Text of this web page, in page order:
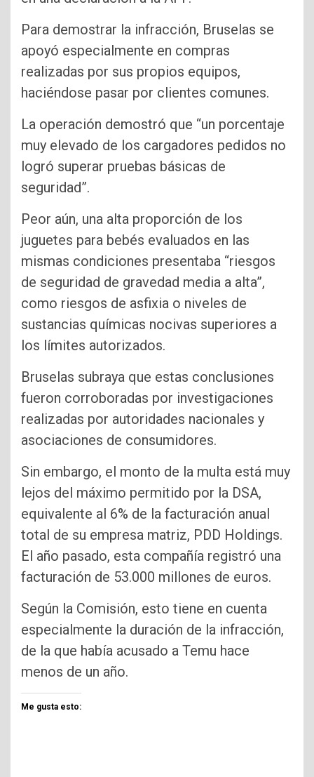
Para demostrar la infracción, Bruselas se
apoyó especialmente en compras
realizadas por sus propios equipos,
haciéndose pasar por clientes comunes.
La operación demostró que “un porcentaje
muy elevado de los cargadores pedidos no
logró superar pruebas básicas de
seguridad”.
Peor aún, una alta proporción de los
juguetes para bebés evaluados en las
mismas condiciones presentaba “riesgos
de seguridad de gravedad media a alta”,
como riesgos de asfixia o niveles de
sustancias químicas nocivas superiores a
los límites autorizados.
Bruselas subraya que estas conclusiones
fueron corroboradas por investigaciones
realizadas por autoridades nacionales y
asociaciones de consumidores.
Sin embargo, el monto de la multa está muy
lejos del máximo permitido por la DSA,
equivalente al 6% de la facturación anual
total de su empresa matriz, PDD Holdings.
El año pasado, esta compañía registró una
facturación de 53.000 millones de euros.
Según la Comisión, esto tiene en cuenta
especialmente la duración de la infracción,
de la que había acusado a Temu hace
menos de un año.
Me gusta esto: